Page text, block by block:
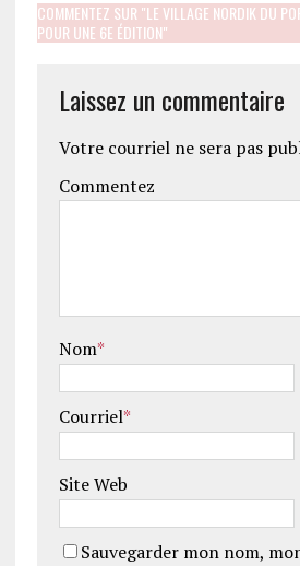
COMMENTEZ SUR "LE VILLAGE NORDIK DU
POUR UNE 6E ÉDITION"
Laissez un commentaire
Votre courriel ne sera pas
Commentez
Nom*
Courriel*
Site Web
Sauvegarder mon nom,